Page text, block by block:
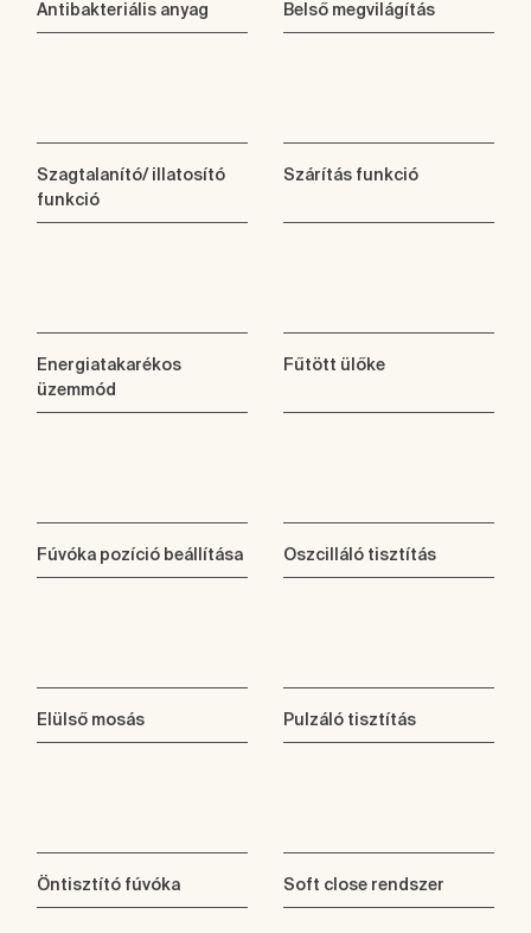
Antibakteriális anyag Belső megvilágítás
Szagtalanító/ illatosító
funkció
Szárítás funkció
Energiatakarékos
üzemmód
Fűtött ülőke
Fúvóka pozíció beállítása Oszcilláló tisztítás
Elülső mosás Pulzáló tisztítás
Öntisztító fúvóka Soft close rendszer